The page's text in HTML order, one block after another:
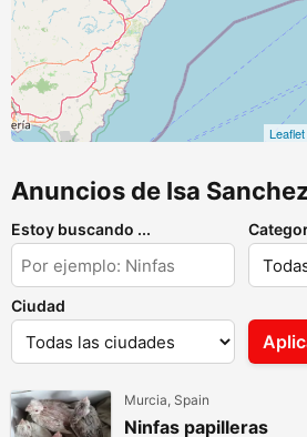
Leaflet
Anuncios de Isa
Estoy buscando ...
Ciudad
Murcia, Spain
Ninfas papilleras